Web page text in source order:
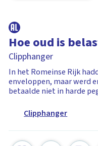
Hoe oud is
Clipphanger
In het Romeinse Rijk
enveloppen, maar werd
betaalde niet in harde
Clipphanger